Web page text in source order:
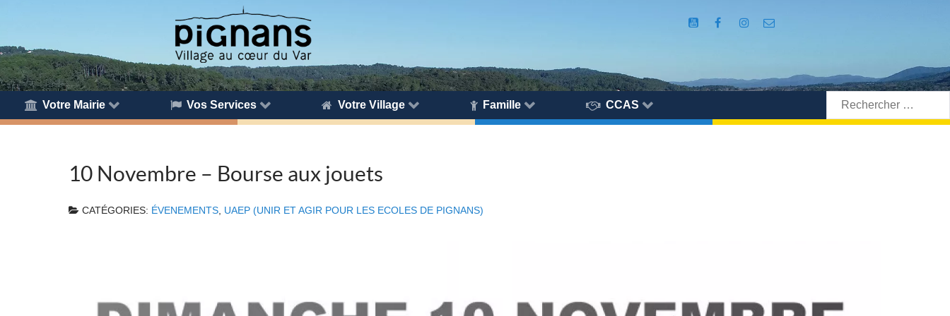
Votre Mairie Vos Services Votre Village Famille CCAS
Rechercher:
10 Novembre – Bourse aux jouets
CATÉGORIES: ÉVENEMENTS UAEP (UNIR ET AGIR POUR LES ECOLES DE PIGNANS)